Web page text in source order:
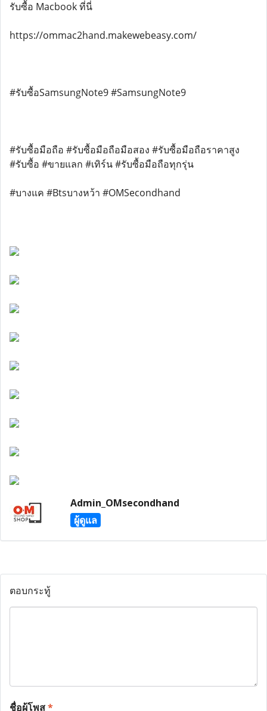
รับซื้อ Macbook ที่นี่
https://ommac2hand.makewebeasy.com/
#รับซื้อSamsungNote9 #SamsungNote9
#รับซื้อมือถือ #รับซื้อมือถือมือสอง #รับซื้อมือถือราคาสูง
#รับซื้อ #ขายแลก #เทิร์น #รับซื้อมือถือทุกรุ่น
#บางแค #Btsบางหว้า #OMSecondhand
Admin_OMsecondhand
ผู้ดูแล
ตอบกระทู้
ชื่อผู้โพส*